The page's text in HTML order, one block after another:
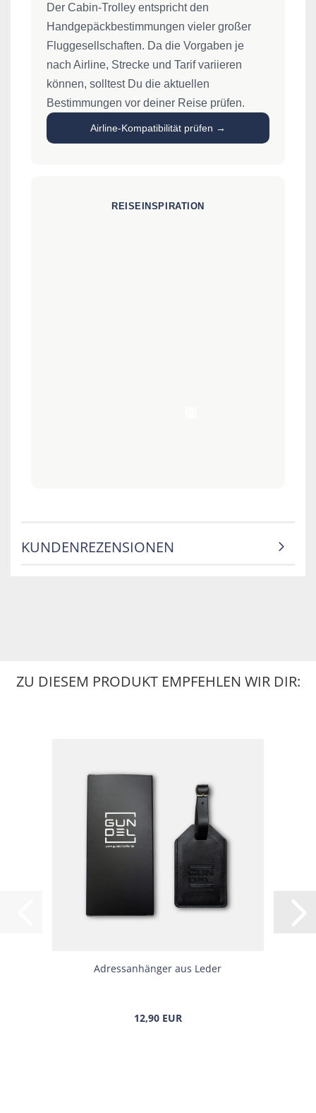
Der Cabin-Trolley entspricht den
Handgepäckbestimmungen vieler großer
Fluggesellschaften. Da die Vorgaben je
nach Airline, Strecke und Tarif variieren
können, solltest Du die aktuellen
Bestimmungen vor deiner Reise prüfen.
Airline-Kompatibilität prüfen →
REISEINSPIRATION
KUNDENREZENSIONEN
ZU DIESEM PRODUKT EMPFEHLEN WIR DIR:
Adress­an­hän­ger aus Leder
12,90 EUR